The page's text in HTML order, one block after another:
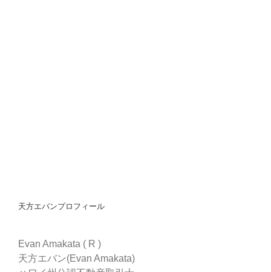
天方エバンプロフィール
Evan Amakata ( R )
天方エバン(Evan Amakata)